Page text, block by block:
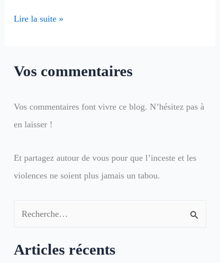
Lire la suite »
Vos commentaires
Vos commentaires font vivre ce blog. N’hésitez pas à
en laisser !
Et partagez autour de vous pour que l’inceste et les
violences ne soient plus jamais un tabou.
c
Articles récents